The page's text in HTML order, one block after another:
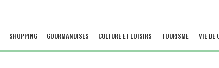
SHOPPING GOURMANDISES CULTURE ET LOISIRS TOURISME VIE DE